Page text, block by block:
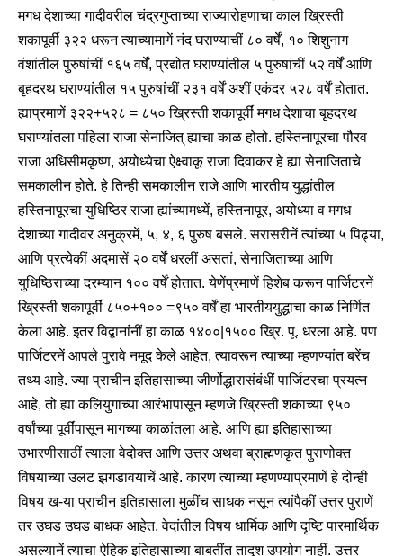
मगध देशाच्या गादीवरील चंद्रगुप्ताच्या राज्यारोहणाचा काल ख्रिस्ती
शकापूर्वीं ३२२ धरून त्याच्यामागें नंद घराण्याचीं ८० वर्षें, १० शिशुनाग
वंशांतील पुरुषांचीं १६५ वर्षें, प्रद्योत घराण्यांतील ५ पुरुषांचीं ५२ वर्षें आणि
बृहदरथ घराण्यांतील १५ पुरुषांचीं २३१ वर्षें अशीं एकंदर ५२८ वर्षें होतात.
ह्याप्रमाणें ३२२+५२८ = ८५० ख्रिस्ती शकापूर्वीं मगध देशाचा बृहदरथ
घराण्यांतला पहिला राजा सेनाजित् ह्याचा काळ होतो. हस्तिनापूरचा पौरव
राजा अधिसीमकृष्ण, अयोध्येचा ऐक्ष्वाकू राजा दिवाकर हे ह्या सेनाजिताचे
समकालीन होते. हे तिन्ही समकालीन राजे आणि भारतीय युद्धांतील
हस्तिनापूरचा युधिष्ठिर राजा ह्यांच्यामध्यें, हस्तिनापूर, अयोध्या व मगध
देशाच्या गादीवर अनुक्रमें, ५, ४, ६ पुरुष बसले. सरासरीनें त्यांच्या ५ पिढ्या,
आणि प्रत्येकीं अदमासें २० वर्षें धरलीं असतां, सेनाजिताच्या आणि
युधिष्ठिराच्या दरम्यान १०० वर्षें होतात. येणेंप्रमाणें हिशेब करून पार्जिटरनें
ख्रिस्ती शकापूर्वीं ८५०+१०० =९५० वर्षें हा भारतीययुद्धाचा काळ निर्णित
केला आहे. इतर विद्वानांनीं हा काळ १४००|१५०० ख्रि. पू. धरला आहे. पण
पार्जिटरनें आपले पुरावे नमूद केले आहेत, त्यावरून त्याच्या म्हणण्यांत बरेंच
तथ्य आहे. ज्या प्राचीन इतिहासाच्या जीर्णोद्धारासंबंधीं पार्जिटरचा प्रयत्न
आहे, तो ह्या कलियुगाच्या आरंभापासून म्हणजे ख्रिस्ती शकाच्या ९५०
वर्षांच्या पूर्वींपासून मागच्या काळांतला आहे. आणि ह्या इतिहासाच्या
उभारणीसाठीं त्याला वेदोक्त आणि उत्तर अथवा ब्राह्मणकृत पुराणोक्त
विषयाच्या उलट झगडावयाचें आहे. कारण त्याच्या म्हणण्याप्रमाणें हे दोन्ही
विषय ख-या प्राचीन इतिहासाला मुळींच साधक नसून त्यांपैकीं उत्तर पुराणें
तर उघड उघड बाधक आहेत. वेदांतील विषय धार्मिक आणि दृष्टि पारमार्थिक
असल्यानें त्याचा ऐहिक इतिहासाच्या बाबतींत तादृश उपयोग नाहीं. उत्तर